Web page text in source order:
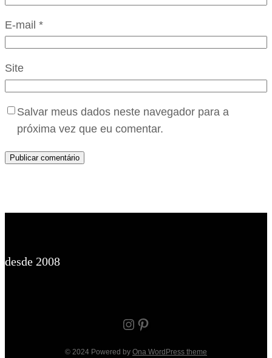
E-mail *
Site
Salvar meus dados neste navegador para a
próxima vez que eu comentar.
desde 2008
Instagram Pinterest
© 2024 Powered by Ona WordPress theme